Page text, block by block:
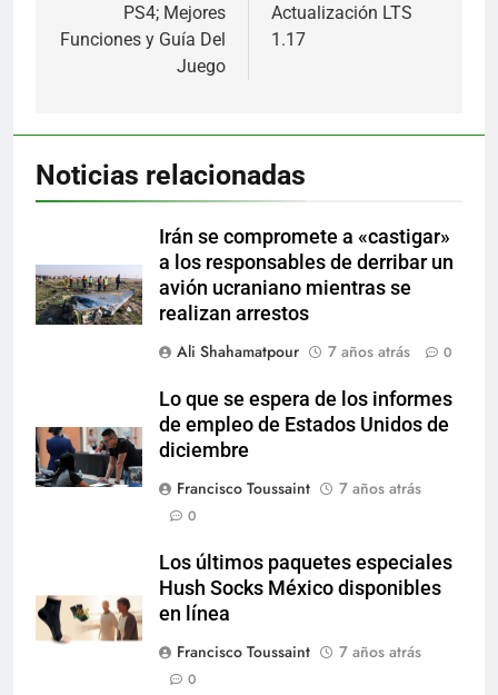
PS4; Mejores
Funciones y Guía Del
Juego
Actualización LTS
1.17
Noticias relacionadas
Irán se compromete a «castigar»
a los responsables de derribar un
avión ucraniano mientras se
realizan arrestos
Ali Shahamatpour
7 años atrás 0
Lo que se espera de los informes
de empleo de Estados Unidos de
diciembre
Francisco Toussaint
7 años atrás
0
Los últimos paquetes especiales
Hush Socks México disponibles
en línea
Francisco Toussaint
7 años atrás
0